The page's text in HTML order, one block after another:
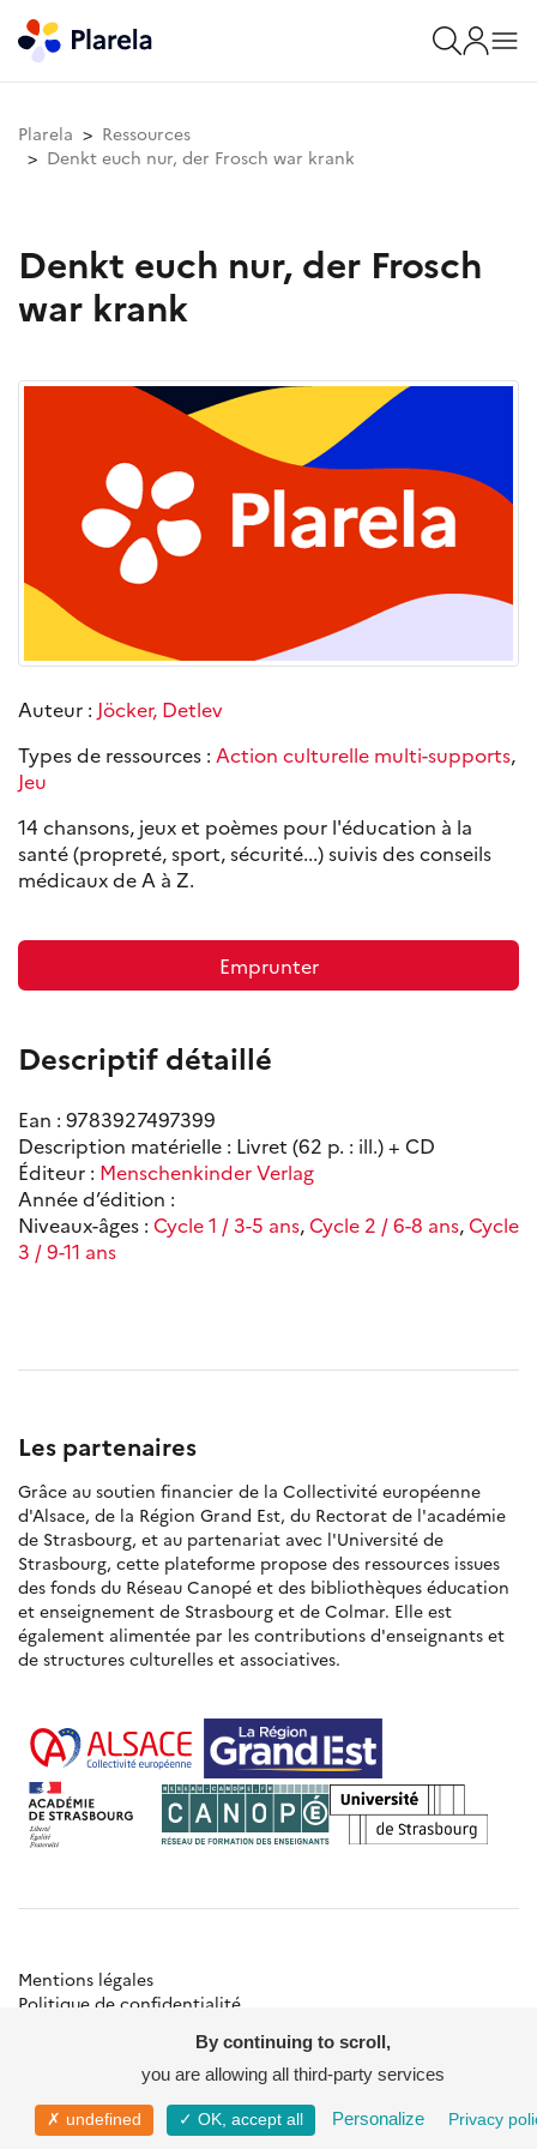
Plarela
Ressources
Denkt euch nur, der Frosch war krank
Denkt euch nur, der Frosch
war krank
Auteur : Jöcker, Detlev
Types de ressources : Action culturelle multi-supports,
Jeu
14 chansons, jeux et poèmes pour l'éducation à la
santé (propreté, sport, sécurité...) suivis des conseils
médicaux de A à Z.
Emprunter
Descriptif détaillé
Ean : 9783927497399
Description matérielle : Livret (62 p. : ill.) + CD
Éditeur : Menschenkinder Verlag
Année d’édition :
Niveaux-âges : Cycle 1 / 3-5 ans,Cycle 2 / 6-8 ans,Cycle
3 / 9-11 ans
Les partenaires
Grâce au soutien financier de la Collectivité européenne
d'Alsace, de la Région Grand Est, du Rectorat de l'académie
de Strasbourg, et au partenariat avec l'Université de
Strasbourg, cette plateforme propose des ressources issues
des fonds du Réseau Canopé et des bibliothèques éducation
et enseignement de Strasbourg et de Colmar. Elle est
également alimentée par les contributions d'enseignants et
de structures culturelles et associatives.
Mentions légales
Politique de confidentialité
By continuing to scroll,
you are allowing all third-party services
✗ undefined ✓ OK, accept all Personalize Privacy